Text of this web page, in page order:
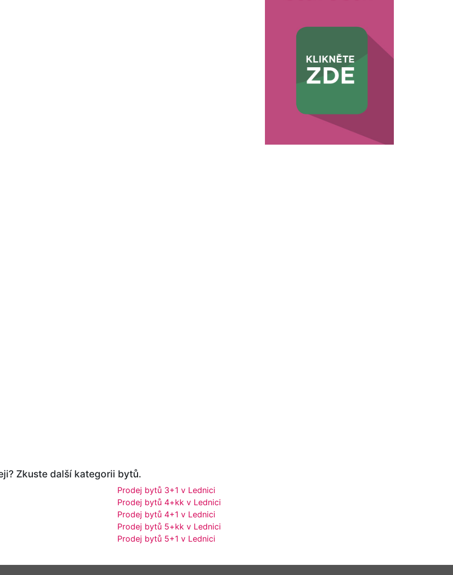
Zkuste další kategorii bytů.
Prodej bytů 3+1 v Lednici
Prodej bytů 4+kk v Lednici
Prodej bytů 4+1 v Lednici
Prodej bytů 5+kk v Lednici
Prodej bytů 5+1 v Lednici